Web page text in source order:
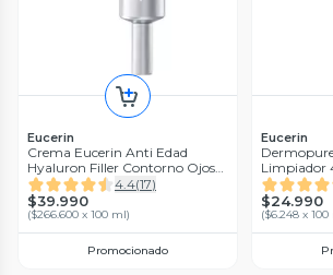
Eucerin
Crema Eucerin Anti Edad
Hyaluron Filler Contorno Ojos
Spf 15 15 ml
4.4(17)
$39.990
($266.600 x 100 ml)
Promocionado
Eucerin
Limpiador
$24.990
($6.248 x